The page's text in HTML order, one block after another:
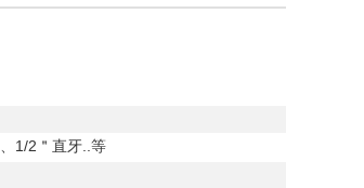
1/2 ＂直牙 等